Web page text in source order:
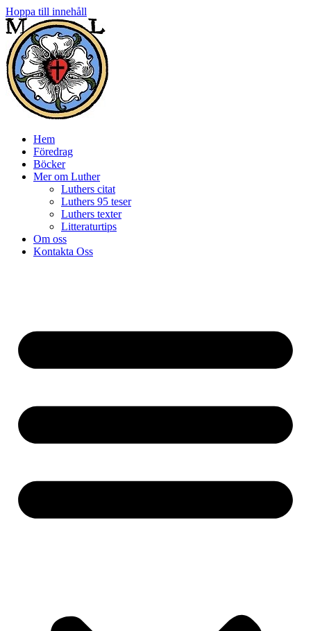
Hoppa till innehåll
Hem
Föredrag
Böcker
Mer om Luther
Luthers citat
Luthers 95 teser
Luthers texter
Litteraturtips
Om oss
Kontakta Oss